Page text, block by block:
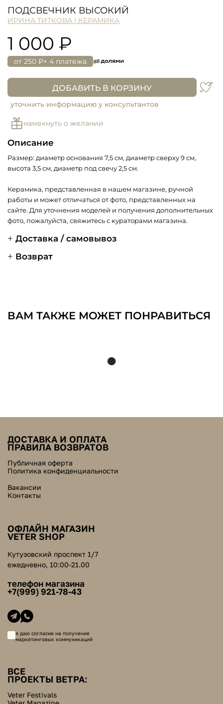
ПОДСВЕЧНИК ВЫСОКИЙ
ИРИНА ТИТКОВА | КЕРАМИКА
1 000 ₽
от 250 ₽× 4 платежа
ДОБАВИТЬ В КОРЗИНУ
уточнить информацию у консультантов
намекнуть о желании
Описание
Размер: диаметр основания 7,5 см, диаметр сверху 9 см,
высота 3,5 см, диаметр под свечу 2,5 см.
Керамика, представленная в нашем магазине, ручной
работы и может отличаться от фото, представленных на
сайте. Для уточнения моделей и получения дополнительных
фото, пожалуйста, свяжитесь с кураторами магазина.
Доставка / самовывоз
Возврат
ВАМ ТАКЖЕ МОЖЕТ ПОНРАВИТЬСЯ
ДОСТАВКА И ОПЛАТА
ПРАВИЛА ВОЗВРАТОВ
Публичная оферта
Политика конфиденциальности
Вакансии
Контакты
ОФЛАЙН МАГАЗИН
VETER SHOP
Кутузовский проспект 1/7
ежедневно, 10:00-21.00
телефон магазина
+7(999) 921-78-43
я даю согласие на получение
маркетинговых коммуникаций
ВСЕ
ПРОЕКТЫ ВЕТРА:
Veter Festivals